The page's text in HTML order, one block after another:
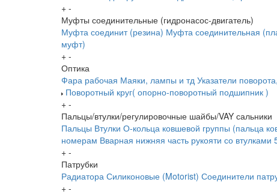
+ -
Муфты соединительные (гидронасос-двигатель)
Муфта соединит (резина) Муфта соединительная
муфт)
+ -
Оптика
Фара рабочая Маяки, лампы и тд Указатели
Поворотный круг( опорно-поворотный подшипник )
+ -
Пальцы/втулки/регулировочные шайбы/VAY сальники
Пальцы Втулки О-кольца ковшевой группы (пальца
номерам Вварная нижняя часть рукояти со втулками
+ -
Патрубки
Радиатора Силиконовые (Motorist) Соединители
+ -